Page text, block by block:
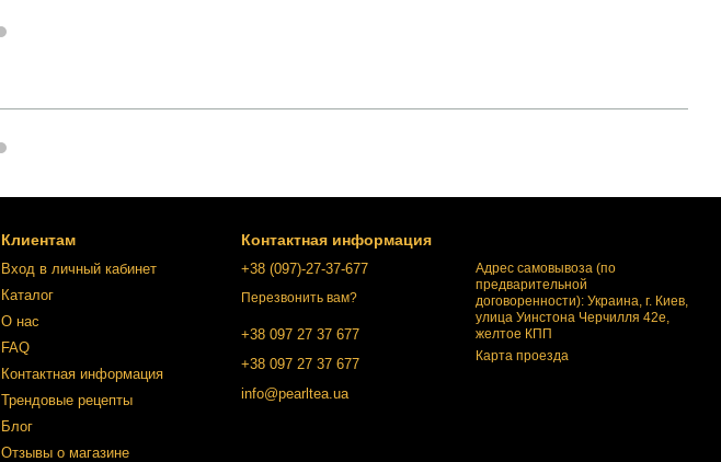
Клиентам
Вход в личный кабинет
Каталог
О нас
FAQ
Контактная информация
Трендовые рецепты
Блог
Отзывы о магазине
Контактная информация
+38 (097)-27-37-677
Перезвонить вам?
+38 097 27 37 677
+38 097 27 37 677
info@pearltea.ua
Адрес самовывоза (по
предварительной
договоренности): Украина, г. Киев,
улица Уинстона Черчилля 42е,
желтое КПП
Карта проезда